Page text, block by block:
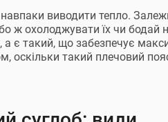
виводити тепло.
ж охолоджувати їх чи
а є такий, що забезпечує
оскільки такий плечовий